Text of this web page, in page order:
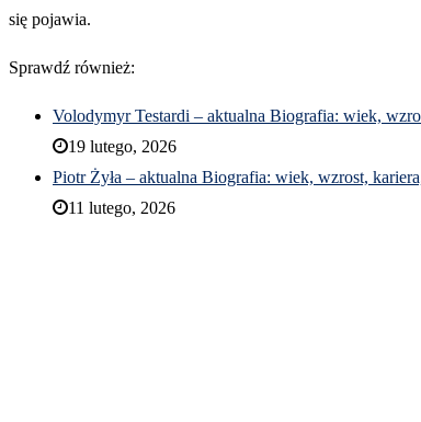
się pojawia.
Sprawdź również:
Volodymyr Testardi – aktualna Biografia: wiek,
19 lutego, 2026
Piotr Żyła – aktualna Biografia: wiek, wzrost,
11 lutego, 2026